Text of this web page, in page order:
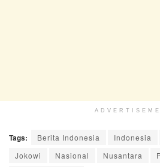
Tags: Berita Indonesia Indonesia
Jokowi
Nasional Nusantara